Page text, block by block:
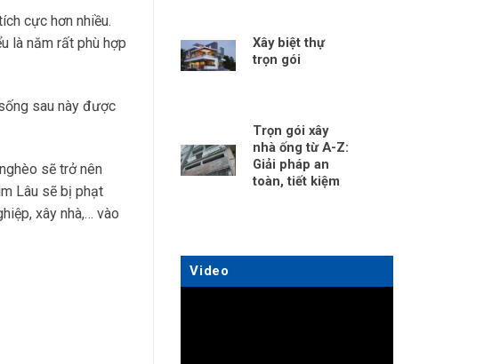
cực hơn nhiều.
là năm rất phù hợp
sau này được
sẽ trở nên
Lâu sẽ bị phạt
xây nhà,… vào
Xây biệt thự
trọn gói
Trọn gói xây
nhà ống từ A-Z:
Giải pháp an
toàn, tiết kiệm
Video